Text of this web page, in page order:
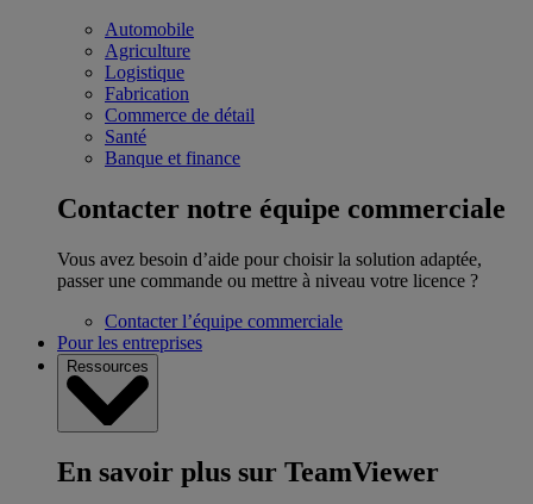
Automobile
Agriculture
Logistique
Fabrication
Commerce de détail
Santé
Banque et finance
Contacter notre équipe commerciale
Vous avez besoin d’aide pour choisir la solution adaptée,
passer une commande ou mettre à niveau votre licence ?
Contacter l’équipe commerciale
Pour les entreprises
Ressources
En savoir plus sur TeamViewer